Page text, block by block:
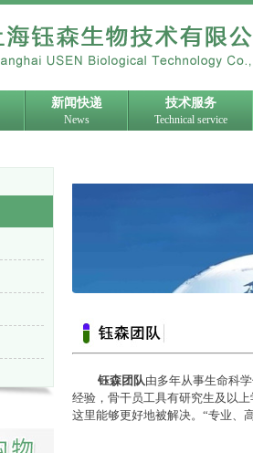
新闻快递
News
技术服务
Technical service
钰森团队由多年从事生命科
经验，骨干员工具有研究生及以
这里能够更好地被解决。“专业、